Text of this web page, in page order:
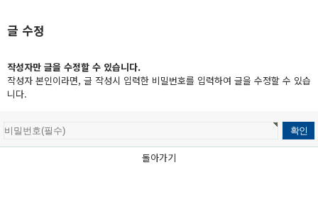
글 수정
작성자만 글을 수정할 수 있습니다.
작성자 본인이라면, 글 작성시 입력한 비밀번호를 입력하여 글을 수정할 수 있습
니다.
돌아가기